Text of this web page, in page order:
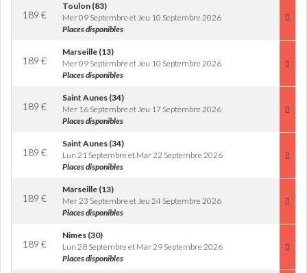
189 €
Toulon (83)
Mer 09 Septembre et Jeu 10 Septembre 2026
Places disponibles
189 €
Marseille (13)
Mer 09 Septembre et Jeu 10 Septembre 2026
Places disponibles
189 €
Saint Aunes (34)
Mer 16 Septembre et Jeu 17 Septembre 2026
Places disponibles
189 €
Saint Aunes (34)
Lun 21 Septembre et Mar 22 Septembre 2026
Places disponibles
189 €
Marseille (13)
Mer 23 Septembre et Jeu 24 Septembre 2026
Places disponibles
189 €
Nimes (30)
Lun 28 Septembre et Mar 29 Septembre 2026
Places disponibles